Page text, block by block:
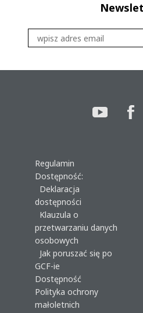
Regulamin
Dostępność:
Deklaracja
dostępności
Klauzula o
przetwarzaniu danych
osobowych
Jak poruszać się po
GCF-ie
Dostępność
Polityka ochrony
małoletnich